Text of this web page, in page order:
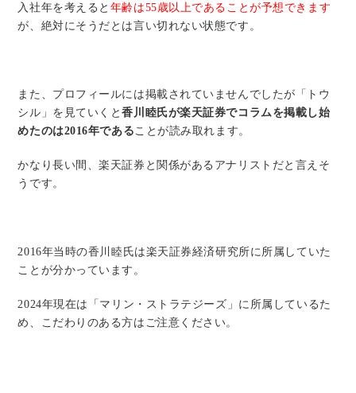
入社年を考えると 年齢は55歳以上であることが予想できます
が、絶対にそうだとは言い切れない状態です。
また、プロフィールには掲載されていませんでしたが「トウ
シル」を見ていくと香川睦氏が楽天証券でコラムを掲載し始
めたのは2016年であることが読み取れます。
かなり長い間、楽天証券と関係があるアナリストだと言えそ
うです。
2016年当時の香川睦氏は楽天証券経済研究所に所属していた
ことが分かっています。
2024年現在は「マリン・ストラテジーズ」に所属しているた
め、こだわりのある方はご注意ください。